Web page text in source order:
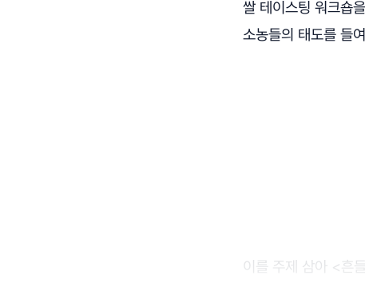
쌀 테이스팅 워크숍
소농들의 태도를 들
이를 주제 삼아 <흔